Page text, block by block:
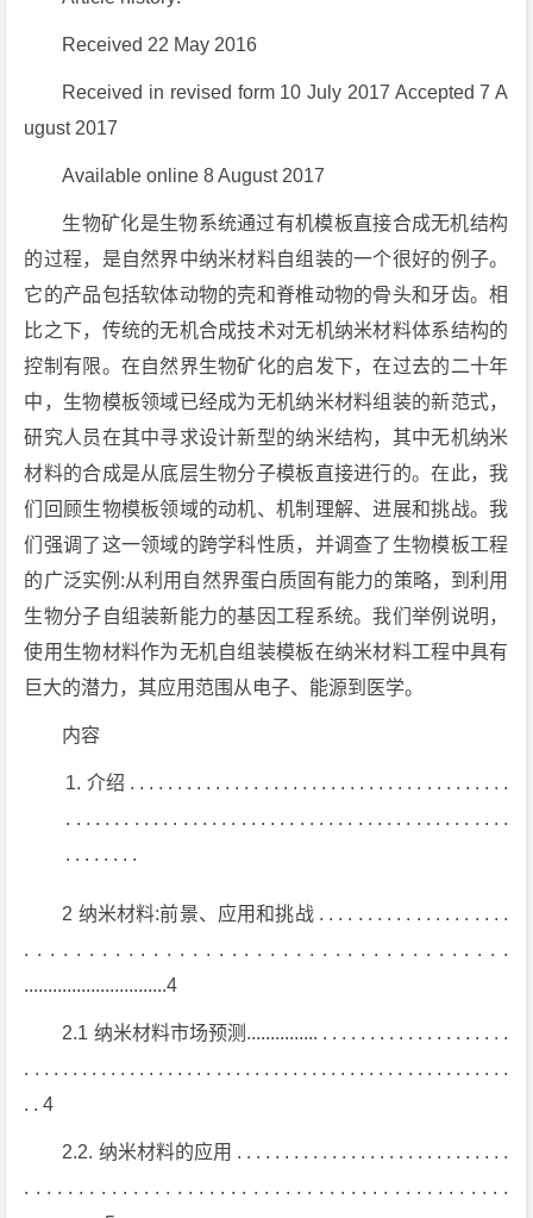
Received 22 May 2016
Received in revised form 10 July 2017 Accepted 7 A
ugust 2017
Available online 8 August 2017
生物矿化是生物系统通过有机模板直接合成无机结构
的过程，是自然界中纳米材料自组装的一个很好的例子。
它的产品包括软体动物的壳和脊椎动物的骨头和牙齿。相
比之下，传统的无机合成技术对无机纳米材料体系结构的
控制有限。在自然界生物矿化的启发下，在过去的二十年
中，生物模板领域已经成为无机纳米材料组装的新范式，
研究人员在其中寻求设计新型的纳米结构，其中无机纳米
材料的合成是从底层生物分子模板直接进行的。在此，我
们回顾生物模板领域的动机、机制理解、进展和挑战。我
们强调了这一领域的跨学科性质，并调查了生物模板工程
的广泛实例:从利用自然界蛋白质固有能力的策略，到利用
生物分子自组装新能力的基因工程系统。我们举例说明，
使用生物材料作为无机自组装模板在纳米材料工程中具有
巨大的潜力，其应用范围从电子、能源到医学。
内容
介绍 . . . . . . . . . . . . . . . . . . . . . . . . . . . . . . . . . . . . . . . .
. . . . . . . . . . . . . . . . . . . . . . . . . . . . . . . . . . . . . . . . . . . . . .
. . . . . . . .
2 纳米材料:前景、应用和挑战 . . . . . . . . . . . . . . . . . . . .
. . . . . . . . . . . . . . . . . . . . . . . . . . . . . . . . . . . . . .
..............................4
2.1 纳米材料市场预测............... . . . . . . . . . . . . . . . . . . . .
. . . . . . . . . . . . . . . . . . . . . . . . . . . . . . . . . . . . . . . . . . . . . . . . . . .
. . 4
2.2. 纳米材料的应用 . . . . . . . . . . . . . . . . . . . . . . . . . . . . .
. . . . . . . . . . . . . . . . . . . . . . . . . . . . . . . . . . . . . . . . . . . . .